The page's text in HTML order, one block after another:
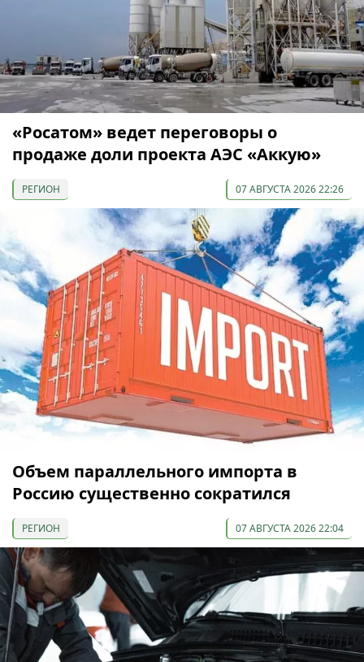
«Росатом» ведет переговоры о
продаже доли проекта АЭС «Аккую»
РЕГИОН 07 АВГУСТА 2026 22:26
Объем параллельного импорта в
Россию существенно сократился
РЕГИОН 07 АВГУСТА 2026 22:04